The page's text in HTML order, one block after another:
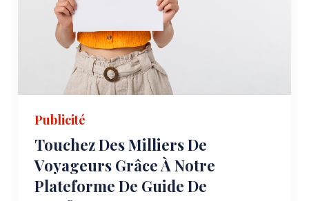
Publicité
Touchez Des Milliers De
Voyageurs Grâce À Notre
Plateforme De Guide De